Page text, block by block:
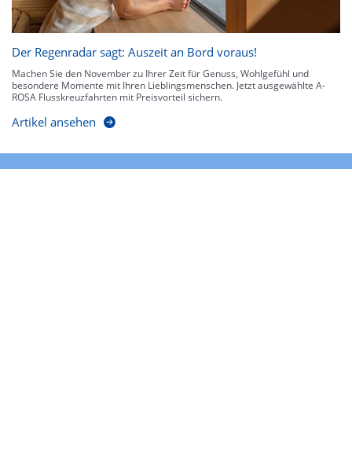
Der Regenradar sagt: Auszeit an Bord voraus!
Machen Sie den November zu Ihrer Zeit für Genuss, Wohlgefühl und
besondere Momente mit Ihren Lieblingsmenschen. Jetzt ausgewählte A-
ROSA Flusskreuzfahrten mit Preisvorteil sichern.
Artikel ansehen